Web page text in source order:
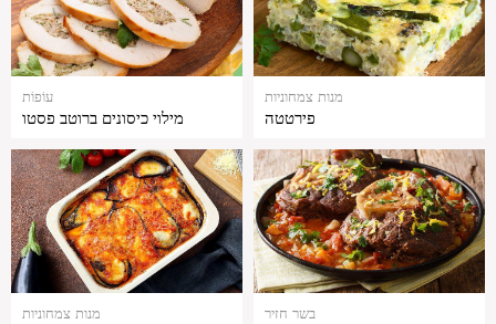
עוֹפוֹת
מילוי כיסונים ברוטב פסטו
מנות צמחוניות
פירטטה
מנות צמחוניות בשר חזיר